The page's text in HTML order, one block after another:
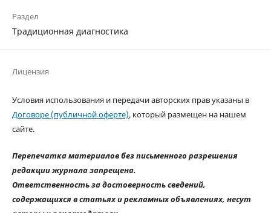
Раздел
Традиционная диагностика
Лицензия
Условия использования и передачи авторских прав указаны в
Договоре (публичной оферте), который размещен на нашем
сайте.
Перепечатка материалов без письменного разрешения
редакции журнала запрещена.
Ответственность за достоверность сведений,
содержащихся в статьях и рекламных объявлениях, несут